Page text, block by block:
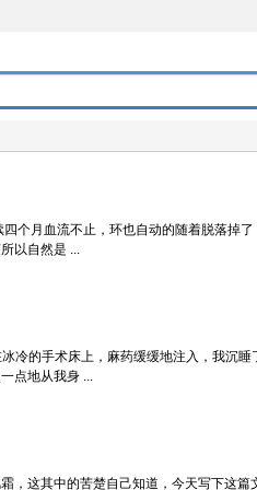
个月血流不止，环也自动的随着脱落掉
以自然是 ...
冷的手术床上，麻药缓缓地注入，我沉
点地从我身 ...
这其中的苦楚自己知道，今天写下这篇